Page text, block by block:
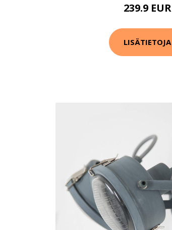
239.9 EUR
LISÄTIETOJA